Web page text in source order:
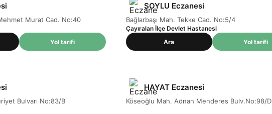
Murat Cad. No:40
Yol tarifi
SOYLU Eczanesi
Bağlarbaşı Mah. Tekke Cad. No:5/4
Çayıralan İlçe Devlet Hastanesi
Ara
Yol tarifi
Bulvarı No:83/B
HAYAT Eczanesi
Köseoğlu Mah. Adnan Menderes Bulv.No:98/D